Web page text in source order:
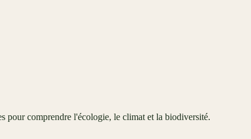
pour comprendre l'écologie, le climat et la biodiversité.